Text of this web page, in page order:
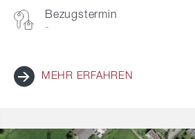
Bezugstermin
-
MEHR ERFAHREN